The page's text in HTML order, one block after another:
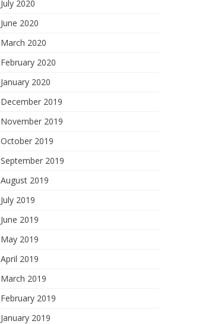
July 2020
June 2020
March 2020
February 2020
January 2020
December 2019
November 2019
October 2019
September 2019
August 2019
July 2019
June 2019
May 2019
April 2019
March 2019
February 2019
January 2019